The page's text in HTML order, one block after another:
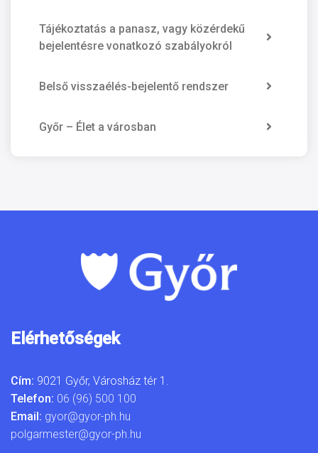
Tájékoztatás a panasz, vagy közérdekű
bejelentésre vonatkozó szabályokról
Belső visszaélés-bejelentő rendszer
Győr – Élet a városban
Elérhetőségek
Cím: 9021 Győr, Városház tér 1.
Telefon: 06 (96) 500 100
Email: gyor@gyor-ph.hu
polgarmester@gyor-ph.hu